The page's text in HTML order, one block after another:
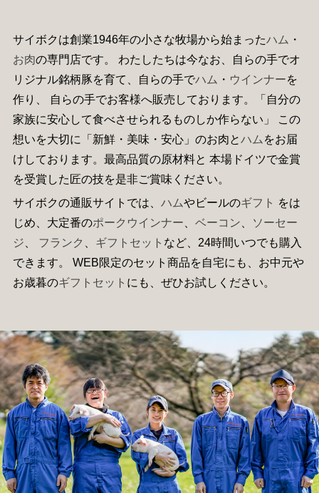
サイボクは創業1946年の小さな牧場から始まったハム ・
お肉の専門店です。 わたしたちは今なお、自らの手でオ
リジナル銘柄豚を育て、自らの手でハム ・ ウインナーを
作り、 自らの手でお客様へ販売しております。「自分の
家族に安心して食べさせられるものしか作らない」 この
想いを大切に「新鮮・美味・安心」のお肉とハム をお届
けしております。最高品質の原材料と 本場ドイツで金賞
を受賞した匠の技を是非ご賞味ください。
サイボクの通販サイトでは、 ハムやビールのギフト をは
じめ、大定番のポークウインナー ベーコン
ソーセー
ジ
フランク ギフトセット など、24時間いつでも購入
できます。 WEB限定のセット商品を自宅にも、お中元や
お歳暮のギフトセット にも、ぜひお試しください。